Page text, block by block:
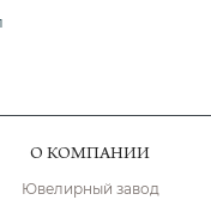
О КОМПАНИИ
Ювелирный завод